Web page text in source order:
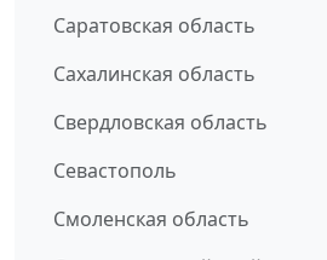
Саратовская область
Сахалинская область
Свердловская область
Севастополь
Смоленская область